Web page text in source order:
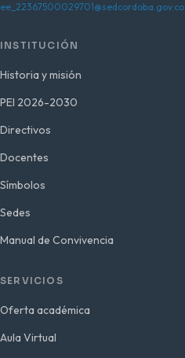
ee_22367500029701@sedcordoba.gov.co
INSTITUCIÓN
Historia y misión
PEI 2026-2030
Directivos
Docentes
Símbolos
Sedes
Manual de Convivencia
SERVICIOS
Oferta académica
Aula Virtual